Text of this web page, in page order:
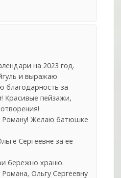
на 2023 год.
и выражаю
благодарность за
Красивые пейзажи,
Роману! Желаю батюшке
Сергеевне за её
бережно храню.
Ольгу Сергеевну